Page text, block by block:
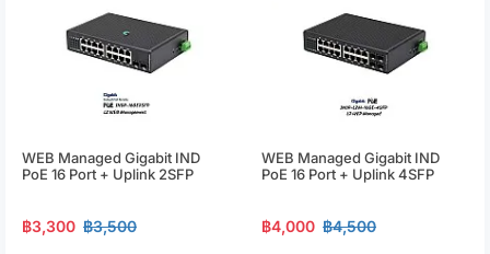
WEB Managed Gigabit IND
PoE 16 Port + Uplink 2SFP
฿3,300 ฿3,500
WEB Managed Gigabit IND
PoE 16 Port + Uplink 4SFP
฿4,000 ฿4,500